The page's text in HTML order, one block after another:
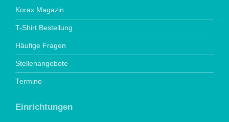
Korax Magazin
T-Shirt Bestellung
Häufige Fragen
Stellenangebote
Termine
Einrichtungen